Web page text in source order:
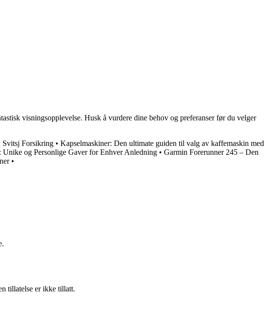
visningsopplevelse. Husk å vurdere dine behov og preferanser før du velger
Forsikring • Kapselmaskiner: Den ultimate guiden til valg av kaffemaskin med
Unike og Personlige Gaver for Enhver Anledning • Garmin Forerunner 245 – Den
•
tillatelse er ikke tillatt.